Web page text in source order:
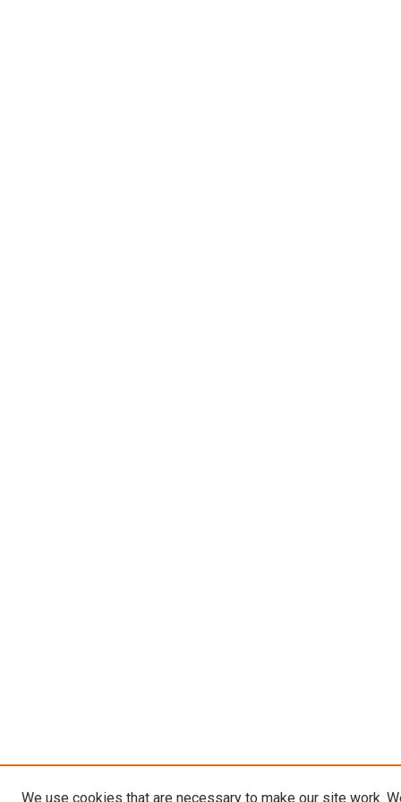
We use cookies that are necessary to make our site work.